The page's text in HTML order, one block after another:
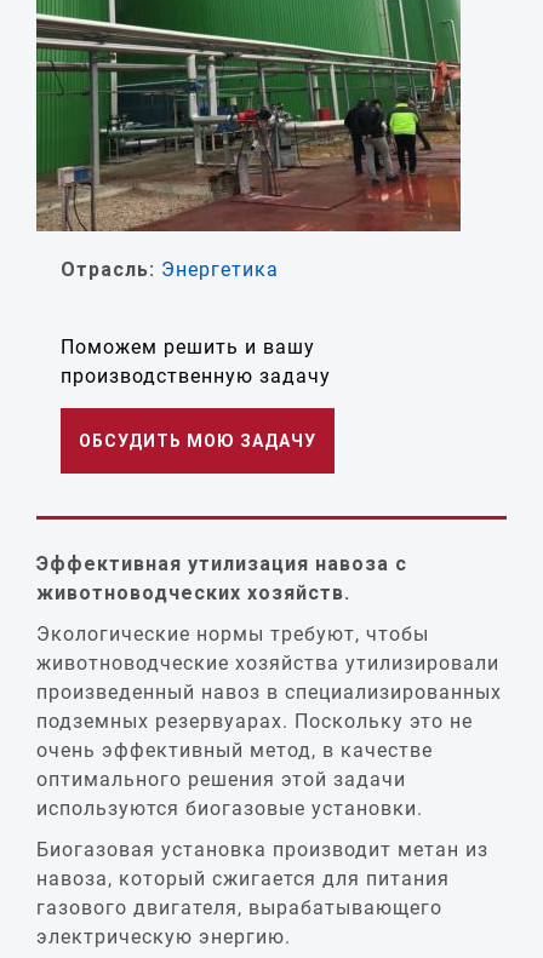
Отрасль: Энергетика
Поможем решить и вашу
производственную задачу
ОБСУДИТЬ МОЮ ЗАДАЧУ
Эффективная утилизация навоза с
животноводческих хозяйств.
Экологические нормы требуют, чтобы
животноводческие хозяйства утилизировали
произведенный навоз в специализированных
подземных резервуарах. Поскольку это не
очень эффективный метод, в качестве
оптимального решения этой задачи
используются биогазовые установки.
Биогазовая установка производит метан из
навоза, который сжигается для питания
газового двигателя, вырабатывающего
электрическую энергию.